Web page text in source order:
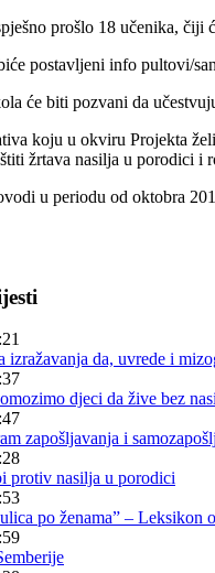
prošlo 18 učenika, čiji
postavljeni info pultovi/
će biti pozvani da
koju u okviru Projekta
žrtava nasilja u porodici i
u periodu od oktobra
izražavanja da, uvrede i
djeci da žive bez
zapošljavanja i
protiv nasilja u porodici
po ženama” – Leksikon